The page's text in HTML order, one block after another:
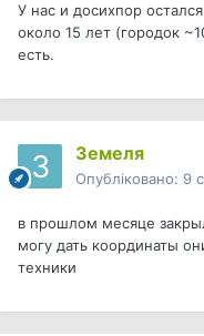
У нас и досихпор
около 15 лет (городок
есть.
Земеля
Опубліковано: 9
в прошлом месяце
могу дать координаты
техники